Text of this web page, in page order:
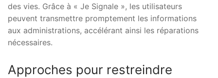
des vies. Grâce à « Je Signale », les utilisateurs
peuvent transmettre promptement les informations
aux administrations, accélérant ainsi les réparations
nécessaires.
Approches pour restreindre